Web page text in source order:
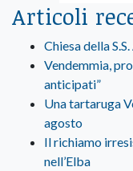
Articoli
Chiesa della
Vendemmia,
anticipati”
Una tartaruga
agosto
Il richiamo
nell’Elba